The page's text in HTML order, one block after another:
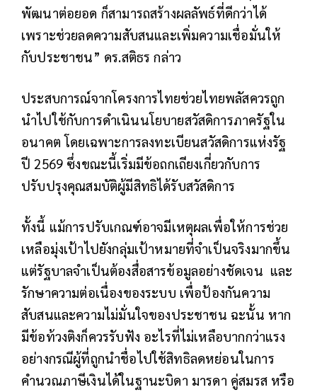
พัฒนาต่อยอด ก็สามารถสร้างผลลัพธ์ที่ดีกว่าได้
เพราะช่วยลดความสับสนและเพิ่มความเชื่อมั่นให้
กับประชาชน” ดร.สติธร กล่าว
ประสบการณ์จากโครงการไทยช่วยไทยพลัสควรถูก
นำไปใช้กับการดำเนินนโยบายสวัสดิการภาครัฐใน
อนาคต โดยเฉพาะการลงทะเบียนสวัสดิการแห่งรัฐ
ปี 2569 ซึ่งขณะนี้เริ่มมีข้อถกเถียงเกี่ยวกับการ
ปรับปรุงคุณสมบัติผู้มีสิทธิได้รับสวัสดิการ
ทั้งนี้ แม้การปรับเกณฑ์อาจมีเหตุผลเพื่อให้การช่วย
เหลือมุ่งเป้าไปยังกลุ่มเป้าหมายที่จำเป็นจริงมากขึ้น
แต่รัฐบาลจำเป็นต้องสื่อสารข้อมูลอย่างชัดเจน และ
รักษาความต่อเนื่องของระบบ เพื่อป้องกันความ
สับสนและความไม่มั่นใจของประชาชน ฉะนั้น หาก
มีข้อท้วงติงก็ควรรับฟัง อะไรที่ไม่เหลือบากกว่าแรง
อย่างกรณีผู้ที่ถูกนำชื่อไปใช้สิทธิลดหย่อนในการ
คำนวณภาษีเงินได้ในฐานะบิดา มารดา คู่สมรส หรือ